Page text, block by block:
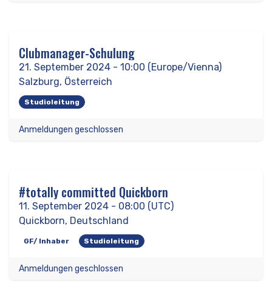
Clubmanager-Schulung
21. September 2024 - 10:00 (Europe/Vienna)
Salzburg, Österreich
Studioleitung
Anmeldungen geschlossen
#totally committed Quickborn
11. September 2024 - 08:00 (UTC)
Quickborn, Deutschland
GF/ Inhaber Studioleitung
Anmeldungen geschlossen